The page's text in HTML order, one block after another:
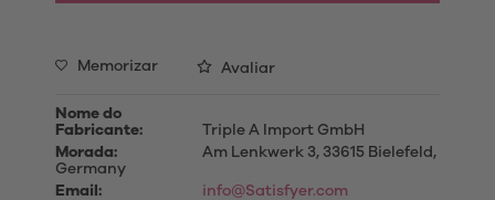
Memorizar Avaliar
Nome do
Fabricante:
Triple A Import GmbH
Morada:
Am Lenkwerk 3, 33615 Bielefeld,
Germany
Email:
info@Satisfyer.com